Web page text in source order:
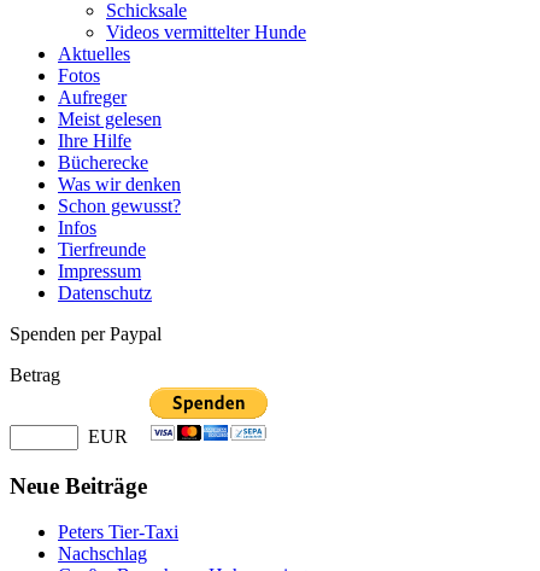
Schicksale
Videos vermittelter Hunde
Aktuelles
Fotos
Aufreger
Meist gelesen
Ihre Hilfe
Bücherecke
Was wir denken
Schon gewusst?
Infos
Tierfreunde
Impressum
Datenschutz
Spenden per Paypal
Betrag
EUR
Neue Beiträge
Peters Tier-Taxi
Nachschlag